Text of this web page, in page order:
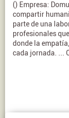
() Empresa:
compartir
parte de una
profesionales
donde la
cada jornada. ...